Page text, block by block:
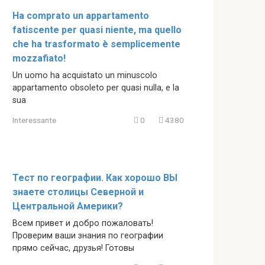
Ha comprato un appartamento
fatiscente per quasi niente, ma quello
che ha trasformato è semplicemente
mozzafiato!
Un uomo ha acquistato un minuscolo
appartamento obsoleto per quasi nulla, e la
sua
Interessante 0 4380
Тест по географии. Как хорошо ВЫ
знаете столицы Северной и
Центральной Америки?
Всем привет и добро пожаловать!
Проверим ваши знания по географии
прямо сейчас, друзья! Готовы